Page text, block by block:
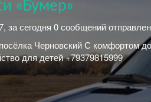
«Бумер»
за сегодня 0 сообщений
Черновский С комфортом
для детей +79379815999